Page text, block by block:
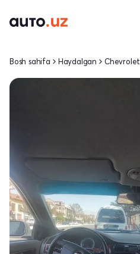
Bosh sahifa Haydalgan Chevrolet